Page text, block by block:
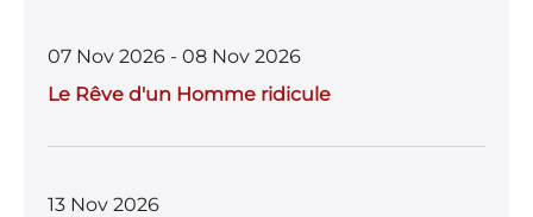
07 Nov 2026 - 08 Nov 2026
Le Rêve d'un Homme ridicule
13 Nov 2026